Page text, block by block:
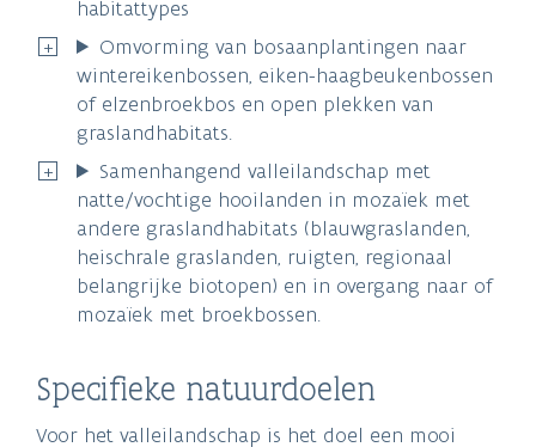
habitattypes
Omvorming van bosaanplantingen naar
wintereikenbossen, eiken-haagbeukenbossen
of elzenbroekbos en open plekken van
graslandhabitats.
Samenhangend valleilandschap met
natte/vochtige hooilanden in mozaïek met
andere graslandhabitats (blauwgraslanden,
heischrale graslanden, ruigten, regionaal
belangrijke biotopen) en in overgang naar of
mozaïek met broekbossen.
Specifieke natuurdoelen
Voor het valleilandschap is het doel een mooi